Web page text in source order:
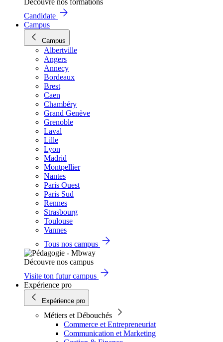
Découvre nos formations
Candidate
Campus
Campus
Albertville
Angers
Annecy
Bordeaux
Brest
Caen
Chambéry
Grand Genève
Grenoble
Laval
Lille
Lyon
Madrid
Montpellier
Nantes
Paris Ouest
Paris Sud
Rennes
Strasbourg
Toulouse
Vannes
Tous nos campus
Découvre nos campus
Visite ton futur campus
Expérience pro
Expérience pro
Métiers et Débouchés
Commerce et Entrepreneuriat
Communication et Marketing